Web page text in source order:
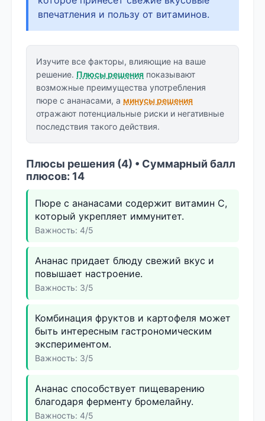
впечатления и пользу от витаминов.
Изучите все факторы, влияющие на ваше
решение. Плюсы решения показывают
возможные преимущества употребления
пюре с ананасами, а минусы решения
отражают потенциальные риски и негативные
последствия такого действия.
Плюсы решения (4) • Суммарный балл
плюсов: 14
Пюре с ананасами содержит витамин C,
который укрепляет иммунитет.
Важность: 4/5
Ананас придает блюду свежий вкус и
повышает настроение.
Важность: 3/5
Комбинация фруктов и картофеля может
быть интересным гастрономическим
экспериментом.
Важность: 3/5
Ананас способствует пищеварению
благодаря ферменту бромелайну.
Важность: 4/5